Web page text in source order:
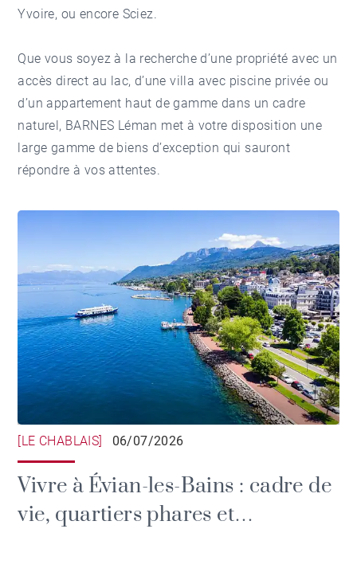
Yvoire, ou encore Sciez.
Que vous soyez à la recherche d’une propriété avec un
accès direct au lac, d’une villa avec piscine privée ou
d’un appartement haut de gamme dans un cadre
naturel, BARNES Léman met à votre disposition une
large gamme de biens d’exception qui sauront
répondre à vos attentes.
[LE CHABLAIS] 06/07/2026
Vivre à Évian-les-Bains : cadre de
vie, quartiers phares et